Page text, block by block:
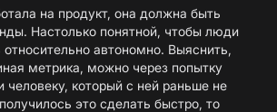
на продукт, она должна быть
Настолько понятной, чтобы люди
относительно автономно. Выяснить,
метрика, можно через попытку
человеку, который с ней раньше не
это сделать быстро, то